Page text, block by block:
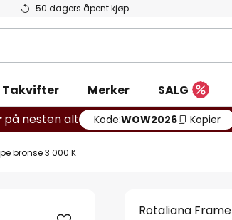
50 dagers åpent kjøp
Takvifter Merker SALG
på nesten alt Kode:WOW2026 Kopier
bronse 3 000 K
Rotaliana